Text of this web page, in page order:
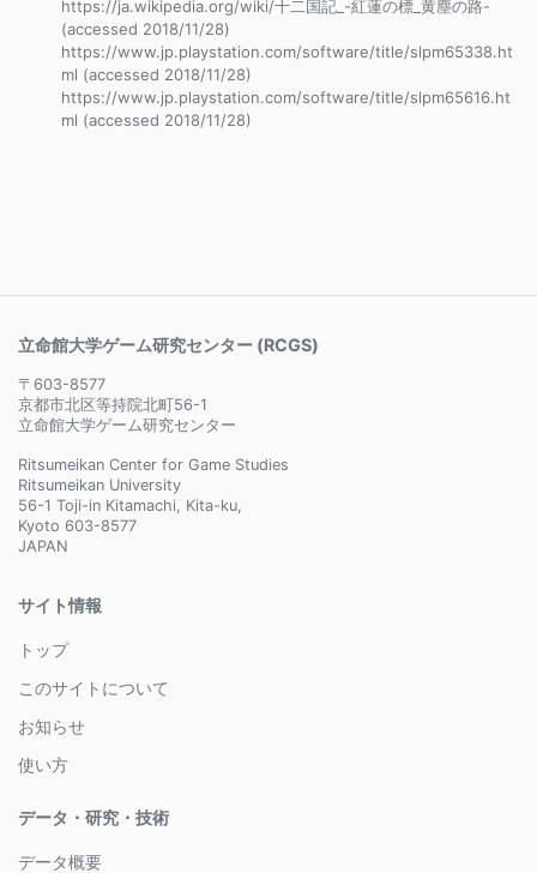
https://ja.wikipedia.org/wiki/十二国記_-紅蓮の標_黄塵の路-
(accessed 2018/11/28)
https://www.jp.playstation.com/software/title/slpm65338.ht
ml (accessed 2018/11/28)
https://www.jp.playstation.com/software/title/slpm65616.ht
ml (accessed 2018/11/28)
立命館大学ゲーム研究センター (RCGS)
〒603-8577
京都市北区等持院北町56-1
立命館大学ゲーム研究センター
Ritsumeikan Center for Game Studies
Ritsumeikan University
56-1 Toji-in Kitamachi, Kita-ku,
Kyoto 603-8577
JAPAN
サイト情報
トップ
このサイトについて
お知らせ
使い方
データ・研究・技術
データ概要